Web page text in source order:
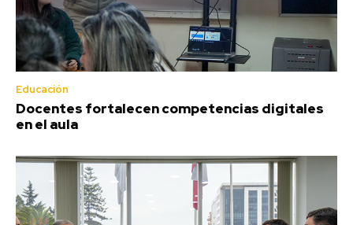
Educación
Docentes fortalecen competencias digitales
en el aula